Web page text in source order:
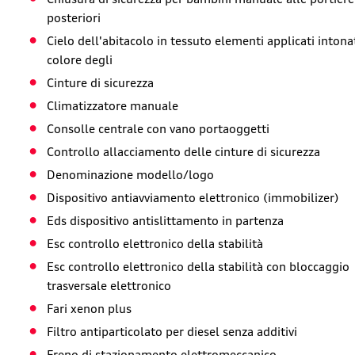
posteriori
Cielo dell'abitacolo in tessuto elementi applicati
colore degli
Cinture di sicurezza
Climatizzatore manuale
Consolle centrale con vano portaoggetti
Controllo allacciamento delle cinture di sicurezza
Denominazione modello/logo
Dispositivo antiavviamento elettronico (immobilizer)
Eds dispositivo antislittamento in partenza
Esc controllo elettronico della stabilità
Esc controllo elettronico della stabilità con bloccaggio
trasversale elettronico
Fari xenon plus
Filtro antiparticolato per diesel senza additivi